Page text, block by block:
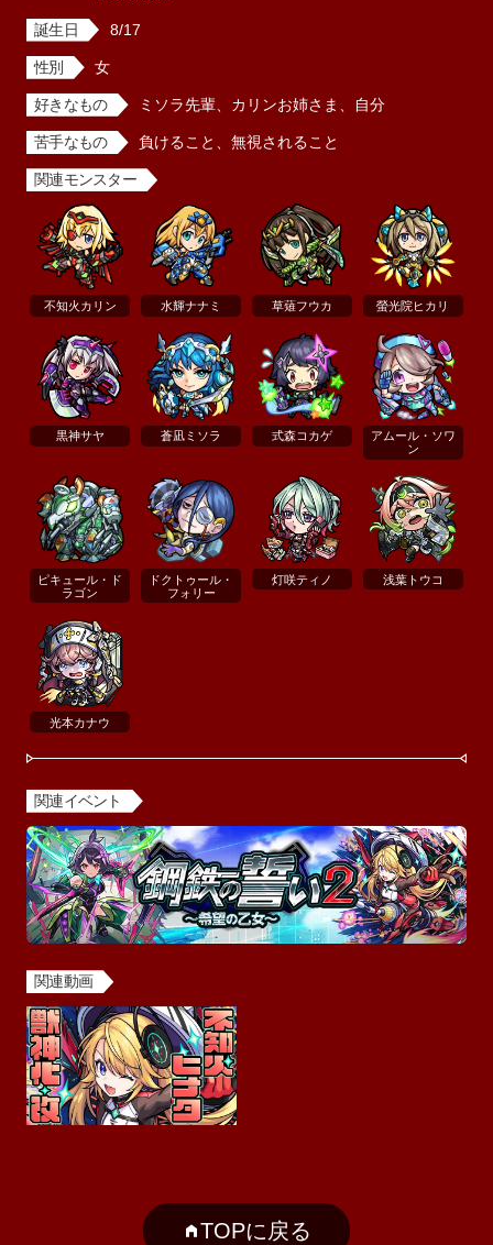
誕生日 8/17
性別 女
好きなもの ミソラ先輩、カリンお姉さま、自分
苦手なもの 負けること、無視されること
関連モンスター
不知火カリン 水輝ナナミ 草薙フウカ 螢光院ヒカリ
黒神サヤ 蒼凪ミソラ 式森コカゲ
アムール・ソワ
ン
ピキュール・ド
ラゴン
ドクトゥール・
フォリー
灯咲ティノ 浅葉トウコ
光本カナウ
関連イベント
関連動画
TOPに戻る